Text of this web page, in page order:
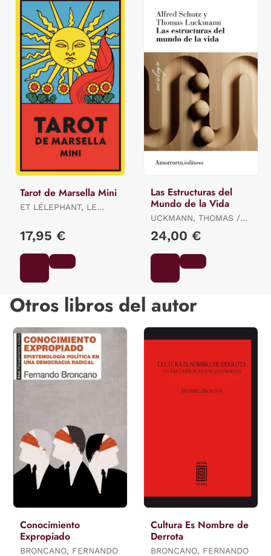
Tarot de Marsella Mini
ET LÉLEPHANT, LE
LÉLEPHANT, LE LOTUS
17,95 €
Las Estructuras del
Mundo de la Vida
UCKMANN, THOMAS /
24,00 €
Otros libros del autor
Conocimiento
Expropiado
BRONCANO, FERNANDO
Cultura Es Nombre de
Derrota
BRONCANO, FERNANDO